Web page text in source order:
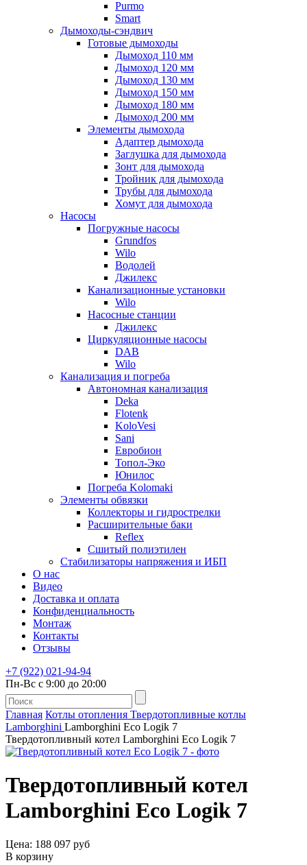
Purmo
Smart
Дымоходы-сэндвич
Готовые дымоходы
Дымоход 110 мм
Дымоход 120 мм
Дымоход 130 мм
Дымоход 150 мм
Дымоход 180 мм
Дымоход 200 мм
Элементы дымохода
Адаптер дымохода
Заглушка для дымохода
Зонт для дымохода
Тройник для дымохода
Трубы для дымохода
Хомут для дымохода
Насосы
Погружные насосы
Grundfos
Wilo
Водолей
Джилекс
Канализационные установки
Wilo
Насосные станции
Джилекс
Циркуляционные насосы
DAB
Wilo
Канализация и погреба
Автономная канализация
Deka
Flotenk
KoloVesi
Sani
Евробион
Топол-Эко
Юнилос
Погреба Kolomaki
Элементы обвязки
Коллекторы и гидрострелки
Расширительные баки
Reflex
Сшитый полиэтилен
Стабилизаторы напряжения и ИБП
О нас
Видео
Доставка и оплата
Конфиденциальность
Монтаж
Контакты
Отзывы
+7 (922) 021-94-94
Пн-Вс с 9:00 до 20:00
Главная Котлы отопления Твердотопливные котлы
Lamborghini Lamborghini Eco Logik 7
Твердотопливный котел Lamborghini Eco Logik 7
Твердотопливный котел
Lamborghini Eco Logik 7
Цена: 188 097 руб
В корзину